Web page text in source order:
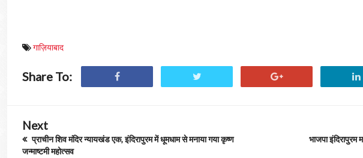
गाज़ियाबाद
Share To:
Next
प्राचीन शिव मंदिर न्यायखंड एक, इंदिरापुरम में धूमधाम से मनाया गया कृष्ण
जन्माष्टमी महोत्सव
भाजपा इंदिरापुरम